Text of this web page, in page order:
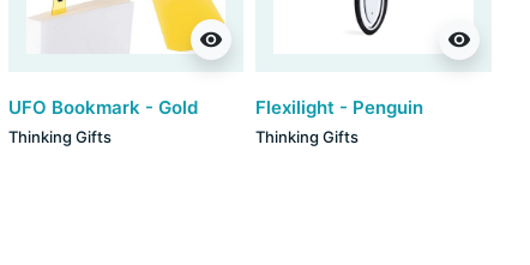
visibility
UFO Bookmark - Gold
Thinking Gifts
visibility
Flexilight - Penguin
Thinking Gifts